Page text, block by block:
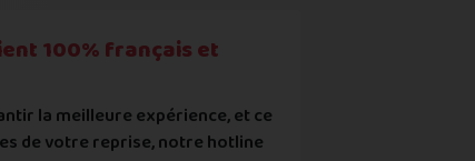
100% français et
la meilleure expérience, et ce
de votre reprise, notre hotline